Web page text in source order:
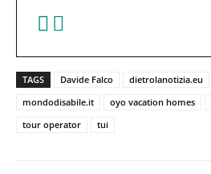
TAGS Davide Falco dietrolanotizia.eu
mondodisabile.it
oyo vacation homes
tour operator
tui